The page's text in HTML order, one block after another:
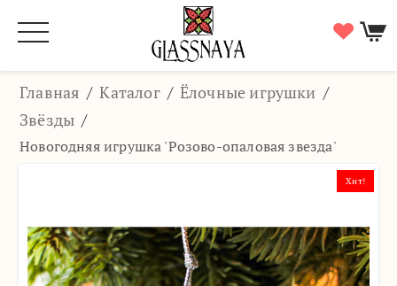
Главная / Каталог / Ёлочные игрушки /
Звёзды /
Новогодняя игрушка 'Розово-опаловая звезда'
Хит!